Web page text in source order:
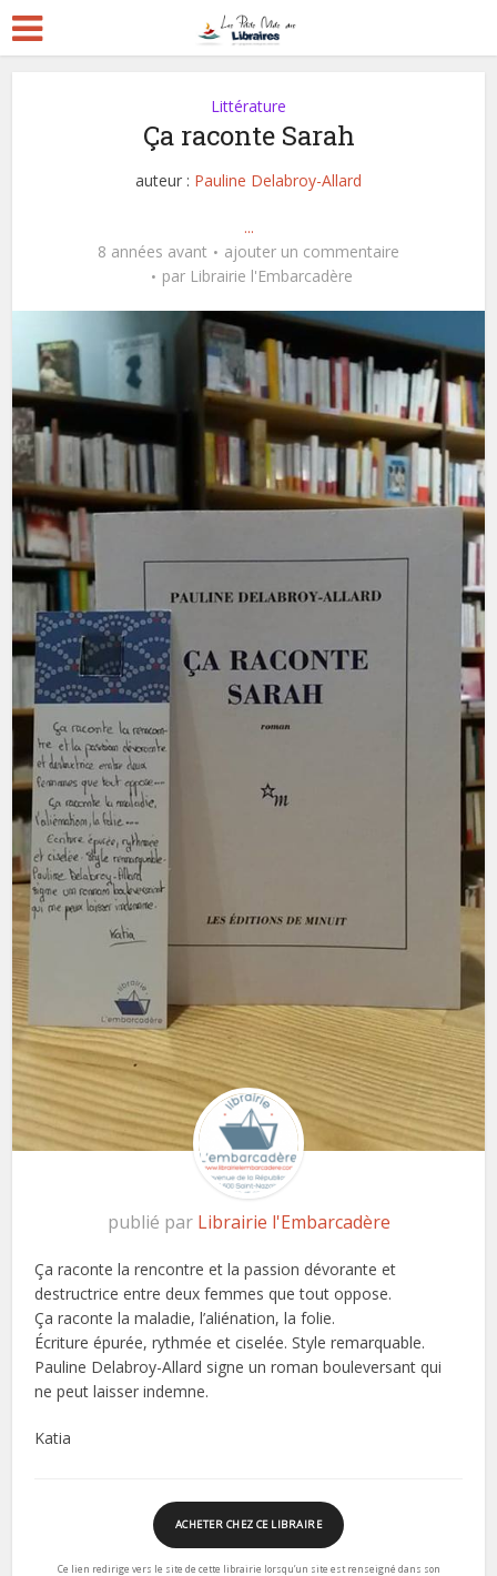
Littérature
Ça raconte Sarah
auteur : Pauline Delabroy-Allard
...
8 années avant
ajouter un commentaire
par Librairie l'Embarcadère
publié par Librairie l'Embarcadère
Ça raconte la rencontre et la passion dévorante et
destructrice entre deux femmes que tout oppose.
Ça raconte la maladie, l’aliénation, la folie.
Écriture épurée, rythmée et ciselée. Style remarquable.
Pauline Delabroy-Allard signe un roman bouleversant qui
ne peut laisser indemne.
Katia
ACHETER CHEZ CE LIBRAIRE
Ce lien redirige vers le site de cette librairie lorsqu’un site est renseigné dans son